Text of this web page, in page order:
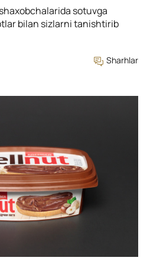
sotuvga
bilan sizlarni tanishtirib
Sharhlar